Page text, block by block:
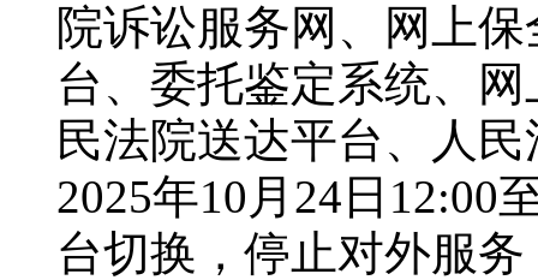
院诉讼服务网、网上
台、委托鉴定系统、
民法院送达平台、人
2025年10月24日12:00
台切换，停止对外服